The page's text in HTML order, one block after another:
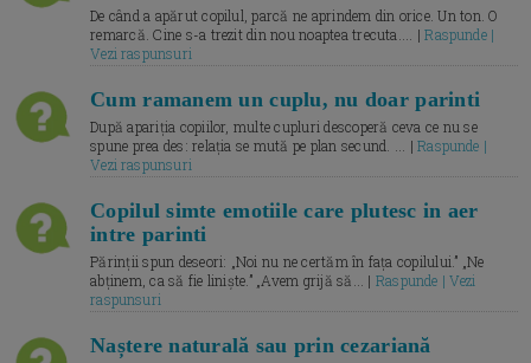
De când a apărut copilul, parcă ne aprindem din orice. Un ton. O
remarcă. Cine s-a trezit din nou noaptea trecuta.... |Raspunde |
Vezi raspunsuri
Cum ramanem un cuplu, nu doar parinti
După apariția copiilor, multe cupluri descoperă ceva ce nu se
spune prea des: relația se mută pe plan secund. ... |Raspunde |
Vezi raspunsuri
Copilul simte emotiile care plutesc in aer
intre parinti
Părinții spun deseori: „Noi nu ne certăm în fața copilului.” „Ne
abținem, ca să fie liniște.” „Avem grijă să... | Raspunde | Vezi
raspunsuri
Naștere naturală sau prin cezariană